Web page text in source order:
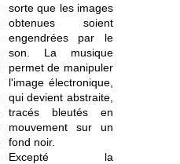
sorte que les images
obtenues soient
engendrées par le
son. La musique
permet de manipuler
l'image électronique,
qui devient abstraite,
tracés bleutés en
mouvement sur un
fond noir.
Excepté la